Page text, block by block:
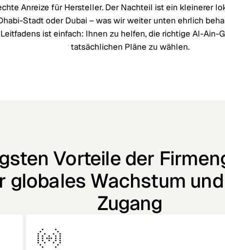
Anreize für Hersteller. Der Nachteil ist ein kleinerer
Stadt oder Dubai – was wir weiter unten ehrlich
ist einfach: Ihnen zu helfen, die richtige Al-Ain-
tatsächlichen Pläne zu wählen.
Vorteile der
globales Wachstum
Zugang